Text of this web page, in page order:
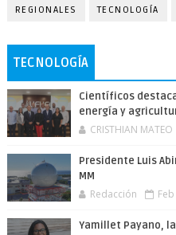
REGIONALES TECNOLOGÍA
TECNOLOGÍA
Científicos
energía y
CRISTHIAN MATEO
Presidente Luis
MM
Redacción
Yamillet Payano,